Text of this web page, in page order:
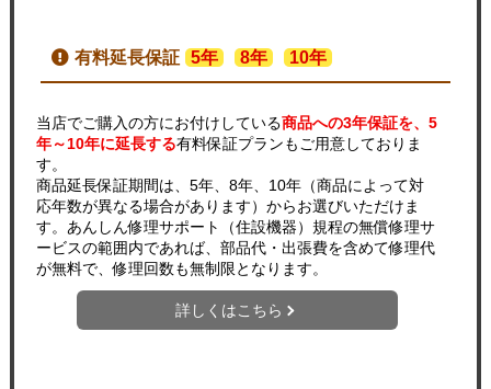
有料延長保証 5年 8年 10年
当店でご購入の方にお付けしている商品への3年保証を、5
年～10年に延長する有料保証プランもご用意しておりま
す。
商品延長保証期間は、5年、8年、10年（商品によって対
応年数が異なる場合があります）からお選びいただけま
す。あんしん修理サポート（住設機器）規程の無償修理サ
ービスの範囲内であれば、部品代・出張費を含めて修理代
が無料で、修理回数も無制限となります。
詳しくはこちら